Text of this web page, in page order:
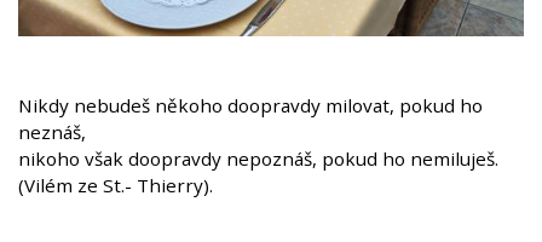
Nikdy nebudeš někoho doopravdy milovat, pokud ho
neznáš,
nikoho však doopravdy nepoznáš, pokud ho nemiluješ.
(Vilém ze St.- Thierry).